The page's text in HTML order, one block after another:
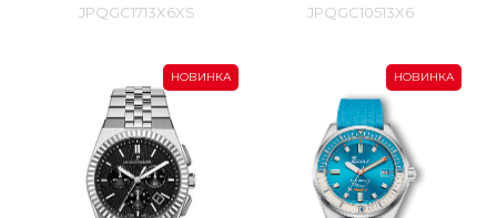
JPQGC1713X6XS JPQGC10513X6
НОВИНКА НОВИНКА